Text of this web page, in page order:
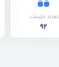
تعداد جلسات:
92